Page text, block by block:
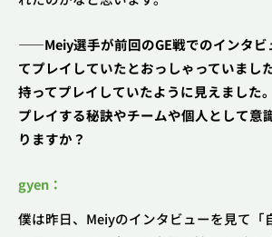
――Meiy選手が前回のGE戦でのインタビ
てプレイしていたとおっしゃっていまし
持ってプレイしていたように見えました
プレイする秘訣やチームや個人として意
りますか？
gyen：
僕は昨日、Meiyのインタビューを見て「